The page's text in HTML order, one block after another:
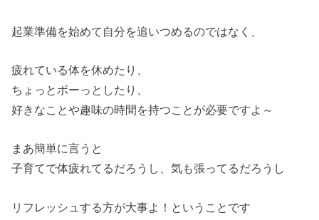
起業準備を始めて自分を追いつめるのではなく、
疲れている体を休めたり、
ちょっとボーっとしたり、
好きなことや趣味の時間を持つことが必要ですよ～
まあ簡単に言うと
子育てで体疲れてるだろうし、気も張ってるだろうし
リフレッシュする方が大事よ！ということです